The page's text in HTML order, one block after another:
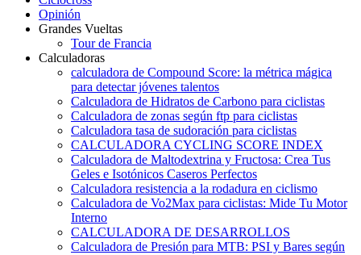
Opinión
Grandes Vueltas
Tour de Francia
Calculadoras
calculadora de Compound Score: la métrica mágica
para detectar jóvenes talentos
Calculadora de Hidratos de Carbono para ciclistas
Calculadora de zonas según ftp para ciclistas
Calculadora tasa de sudoración para ciclistas
CALCULADORA CYCLING SCORE INDEX
Calculadora de Maltodextrina y Fructosa: Crea Tus
Geles e Isotónicos Caseros Perfectos
Calculadora resistencia a la rodadura en ciclismo
Calculadora de Vo2Max para ciclistas: Mide Tu Motor
Interno
CALCULADORA DE DESARROLLOS
Calculadora de Presión para MTB: PSI y Bares según